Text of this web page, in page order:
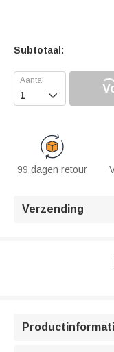
Subtotaal:

99 dagen retour
Verzending